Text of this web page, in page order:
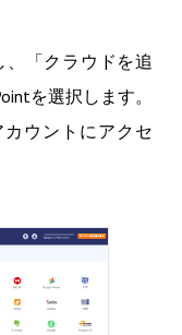
、「クラウドを追
を選択します。
カウントにアクセ